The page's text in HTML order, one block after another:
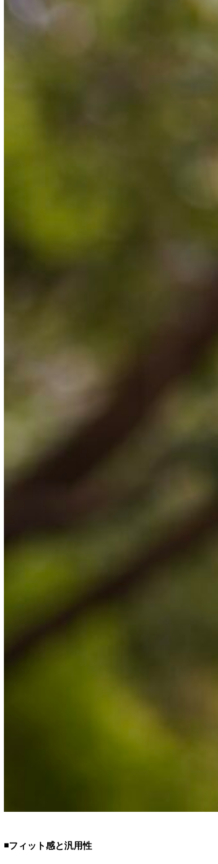
◾️フィット感と汎用性